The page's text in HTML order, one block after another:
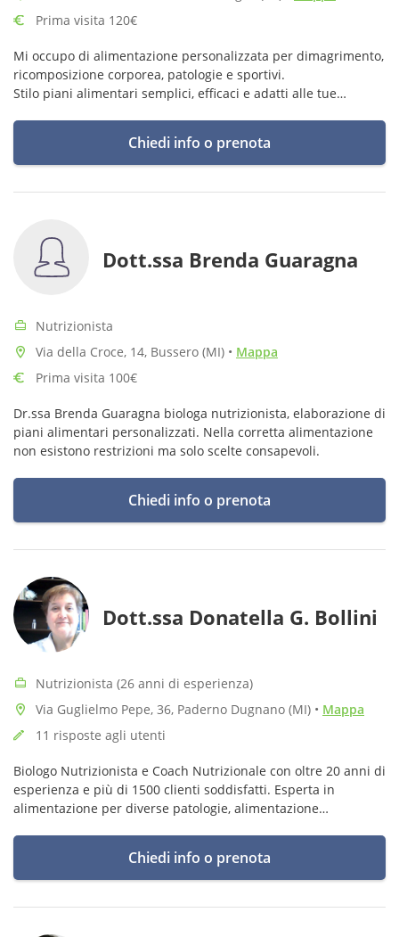
Prima visita 120€
Mi occupo di alimentazione personalizzata per dimagrimento,
ricomposizione corporea, patologie e sportivi.
Stilo piani alimentari semplici, efficaci e adatti alle tue
Chiedi info o prenota
Dott.ssa Brenda Guaragna
Nutrizionista
Via della Croce, 14, Bussero (MI) • Mappa
Prima visita 100€
Dr.ssa Brenda Guaragna biologa nutrizionista, elaborazione di
piani alimentari personalizzati. Nella corretta alimentazione
non esistono restrizioni ma solo scelte consapevoli.
Chiedi info o prenota
Dott.ssa Donatella G. Bollini
Nutrizionista (26 anni di esperienza)
Via Guglielmo Pepe, 36, Paderno Dugnano (MI) • Mappa
11 risposte agli utenti
Biologo Nutrizionista e Coach Nutrizionale con oltre 20 anni di
esperienza e più di 1500 clienti soddisfatti. Esperta in
alimentazione per diverse patologie, alimentazione
Chiedi info o prenota